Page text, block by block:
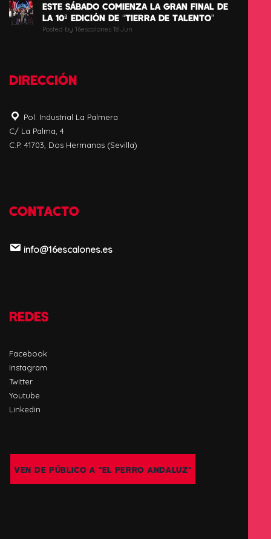
ESTE SÁBADO COMIENZA LA GRAN FINAL DE
LA 10ª EDICIÓN DE “TIERRA DE TALENTO”
Posted by 16escalones 18 Jun
DIRECCIÓN
Pol. Industrial La Palmera
C/ La Palma, 4
C.P. 41703, Dos Hermanas (Sevilla)
CONTACTO
info@16escalones.es
REDES
Facebook
Instagram
Twitter
Youtube
Linkedin
VEN DE PÚBLICO A "EL PERRO ANDALUZ"